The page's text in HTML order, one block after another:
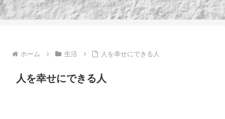
ホーム 生活 人を幸せにできる人
人を幸せにできる人